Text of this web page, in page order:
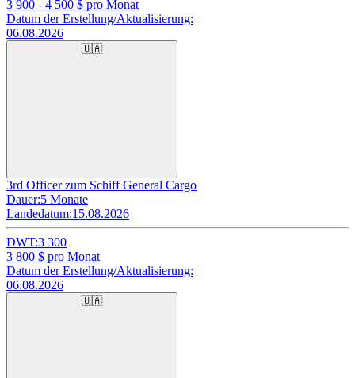
3 900 - 4 500 $ pro Monat
Datum der Erstellung/Aktualisierung:
06.08.2026
🇺🇦
3rd Officer zum Schiff General Cargo
Dauer:5 Monate
Landedatum:15.08.2026
DWT:3 300
3 800 $ pro Monat
Datum der Erstellung/Aktualisierung:
06.08.2026
🇺🇦